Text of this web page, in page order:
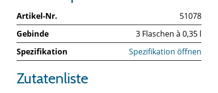
Artikel-Nr.
51078
Gebinde
3 Flaschen à 0,35 l
Spezifikation
Spezifikation öffnen
Zutatenliste